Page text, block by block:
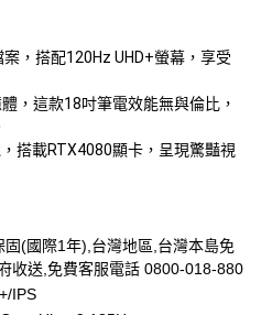
，搭配120Hz UHD+螢幕，享受
，這款18吋筆電效能無與倫比，
搭載RTX4080顯卡，呈現驚豔視
固(國際1年),台灣地區,台灣本島免
收送,免費客服電話 0800-018-880
IPS